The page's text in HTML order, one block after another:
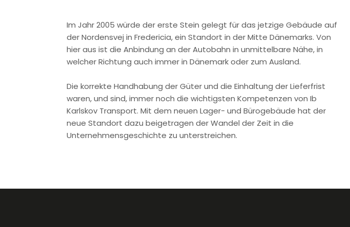
​Im Jahr 2005 würde der erste Stein gelegt für das jetzige Gebäude auf
der Nordensvej in Fredericia, ein Standort in der Mitte Dänemarks. Von
hier aus ist die Anbindung an der Autobahn in unmittelbare Nähe, in
welcher Richtung auch immer in Dänemark oder zum Ausland.
Die korrekte Handhabung der Güter und die Einhaltung der Lieferfrist
waren, und sind, immer noch die wichtigsten Kompetenzen von Ib
Karlskov Transport. Mit dem neuen Lager- und Bürogebäude hat der
neue Standort dazu beigetragen der Wandel der Zeit in die
Unternehmensgeschichte zu unterstreichen.